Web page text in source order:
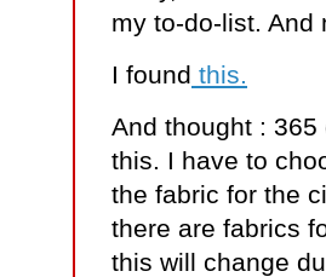
my to-do-list.
I found this.
And thought :
this. I have to
the fabric for the
there are fabrics
this will change